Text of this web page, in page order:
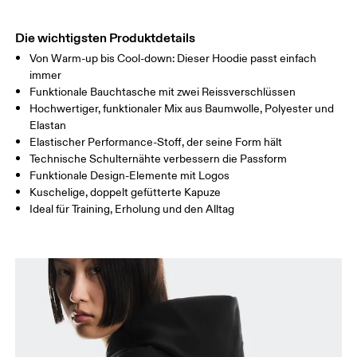
Horizontal verschieben, um mehr zu sehen
So misst du richtig
Die wichtigsten Produktdetails
Von Warm-up bis Cool-down: Dieser Hoodie passt einfach
immer
Funktionale Bauchtasche mit zwei Reissverschlüssen
Hochwertiger, funktionaler Mix aus Baumwolle, Polyester und
Elastan
Elastischer Performance-Stoff, der seine Form hält
Technische Schulternähte verbessern die Passform
Funktionale Design-Elemente mit Logos
Kuschelige, doppelt gefütterte Kapuze
Ideal für Training, Erholung und den Alltag